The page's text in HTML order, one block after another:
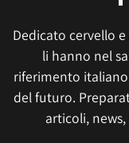
Dedicato cervello
li hanno nel
riferimento
del futuro.
articoli,